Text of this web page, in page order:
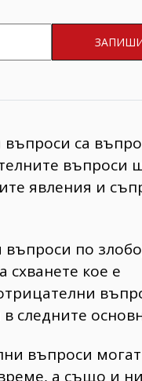
са
въпроси
явления и
въпроси по
кое е
следните
въпроси могат
а също и